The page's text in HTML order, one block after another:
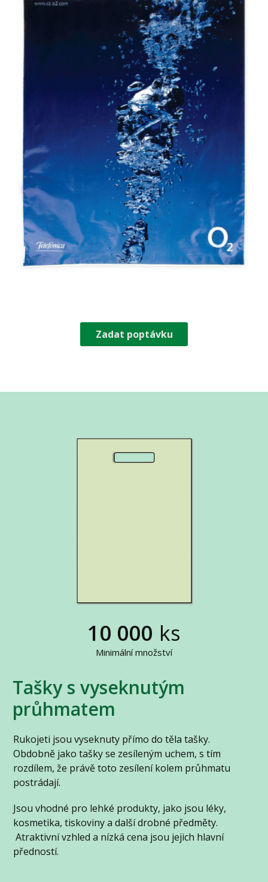
Zadat poptávku
10 000 ks
Minimální množství
Tašky s vyseknutým
průhmatem
Rukojeti jsou vyseknuty přímo do těla tašky.
Obdobně jako tašky se zesíleným uchem, s tím
rozdílem, že právě toto zesílení kolem průhmatu
postrádají.
Jsou vhodné pro lehké produkty, jako jsou léky,
kosmetika, tiskoviny a další drobné předměty.
Atraktivní vzhled a nízká cena jsou jejich hlavní
předností.